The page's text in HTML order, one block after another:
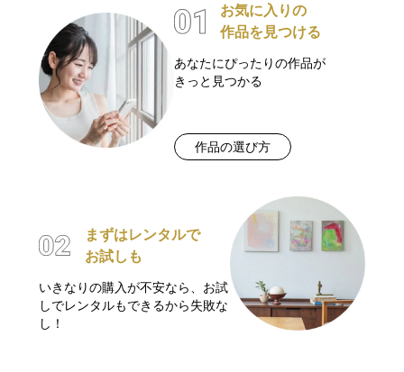
お気に入りの
作品を見つける
あなたにぴったりの作品が
きっと見つかる
作品の選び方
まずはレンタルで
お試しも
いきなりの購入が不安なら、お試
しでレンタルもできるから失敗な
し！